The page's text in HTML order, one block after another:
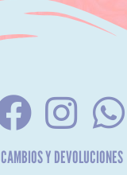
CAMBIOS Y DEVOLUCIONES